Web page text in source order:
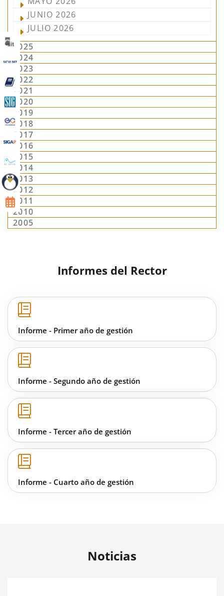
JUNIO 2026
JULIO 2026
2025
2024
2023
2022
2021
2020
2019
2018
2017
2016
2015
2014
2013
2012
2011
2010
2005
Informes del Rector
Informe - Primer año de gestión
Informe - Segundo año de gestión
Informe - Tercer año de gestión
Informe - Cuarto año de gestión
Noticias